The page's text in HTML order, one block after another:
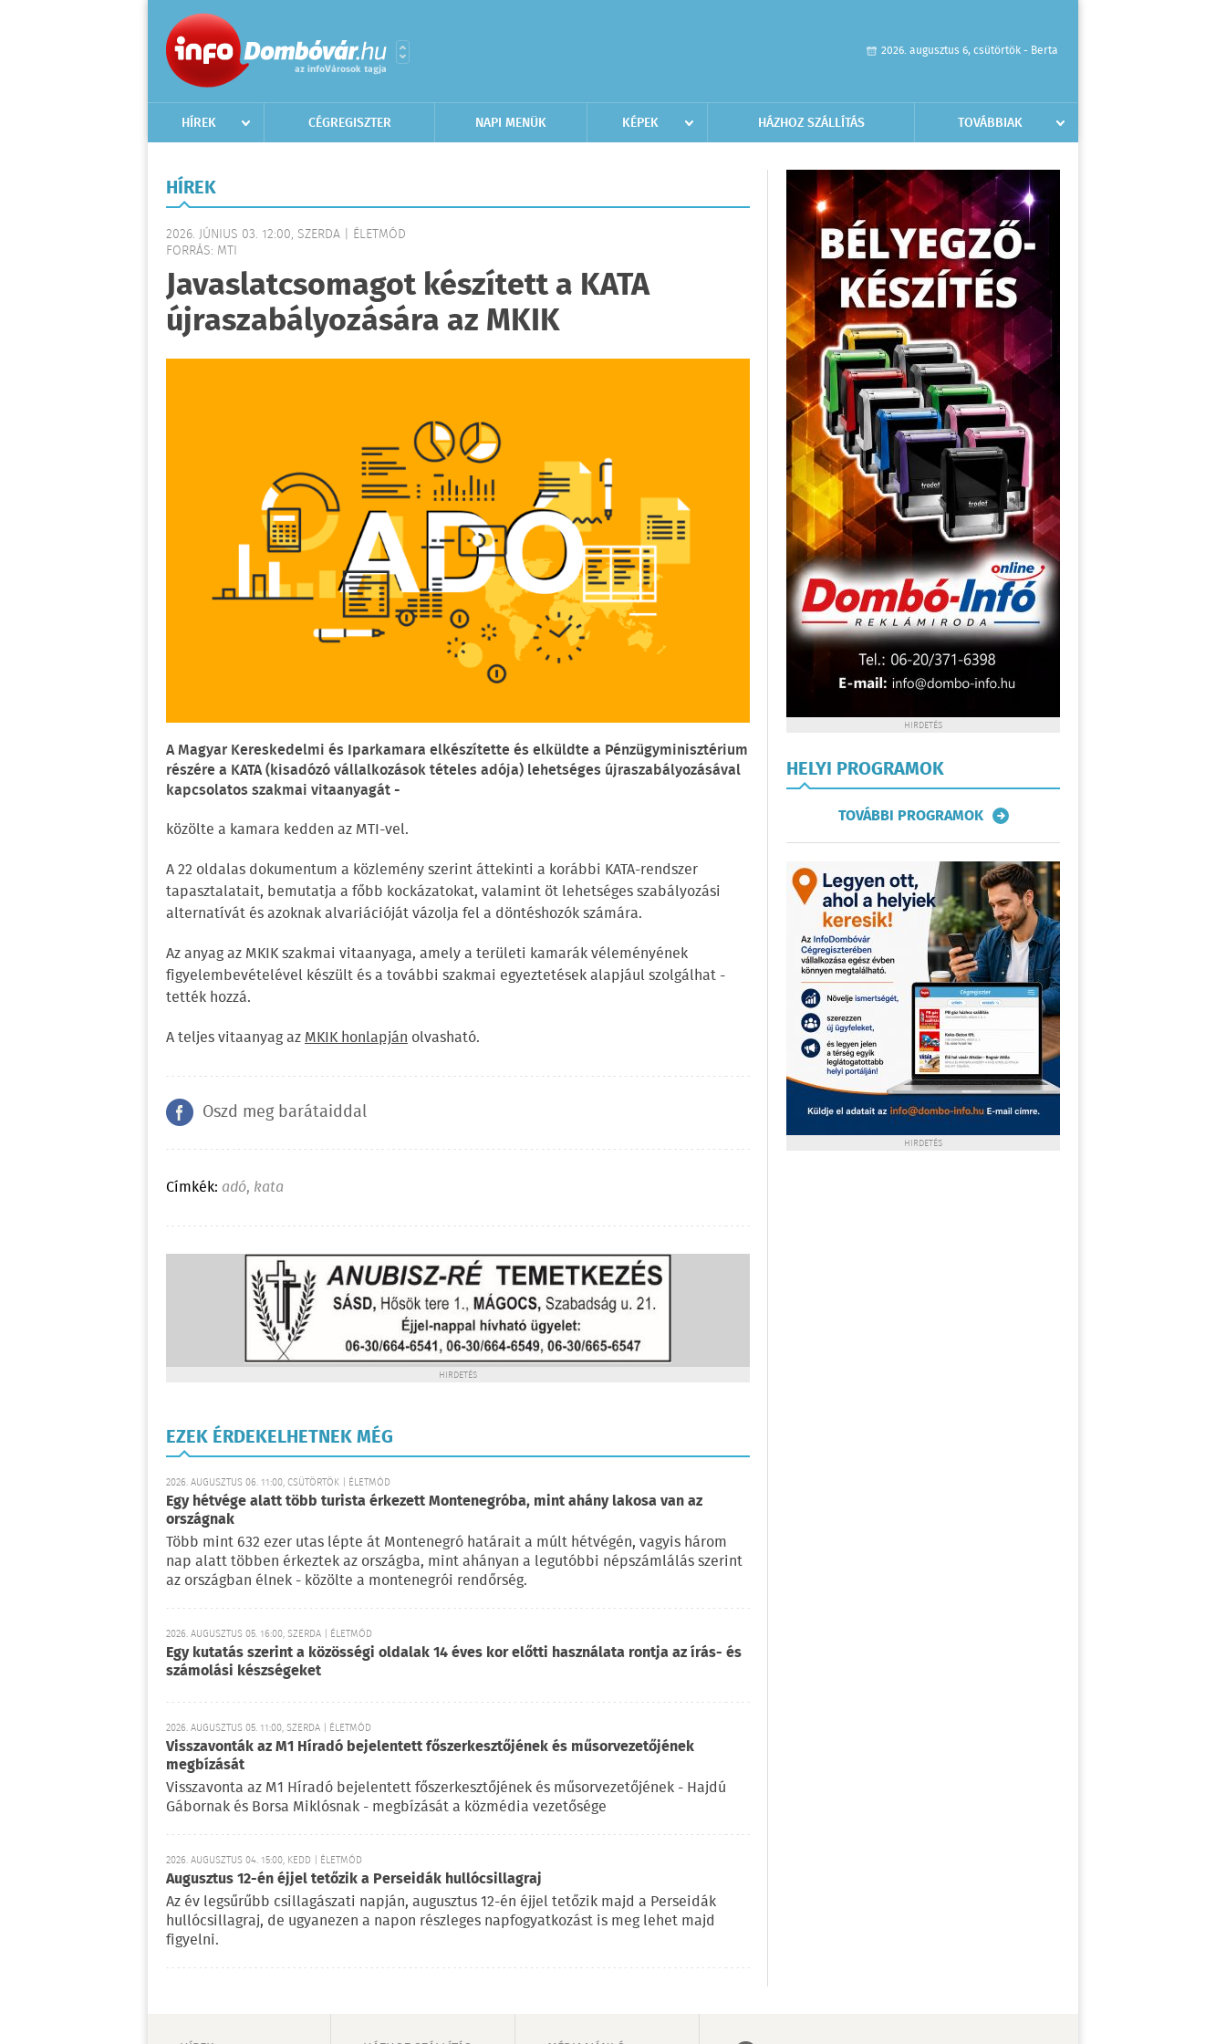
2026. augusztus 6, csütörtök - Berta
HÍREK CÉGREGISZTER NAPI MENÜK KÉPEK HÁZHOZ SZÁLLÍTÁS TOVÁBBIAK
HÍREK
2026. JÚNIUS 03. 12:00, SZERDA | ÉLETMÓD
FORRÁS: MTI
Javaslatcsomagot készített a KATA
újraszabályozására az MKIK
A Magyar Kereskedelmi és Iparkamara elkészítette és elküldte a Pénzügyminisztérium
részére a KATA (kisadózó vállalkozások tételes adója) lehetséges újraszabályozásával
kapcsolatos szakmai vitaanyagát -
közölte a kamara kedden az MTI-vel.
A 22 oldalas dokumentum a közlemény szerint áttekinti a korábbi KATA-rendszer
tapasztalatait, bemutatja a főbb kockázatokat, valamint öt lehetséges szabályozási
alternatívát és azoknak alvariációját vázolja fel a döntéshozók számára.
Az anyag az MKIK szakmai vitaanyaga, amely a területi kamarák véleményének
figyelembevételével készült és a további szakmai egyeztetések alapjául szolgálhat -
tették hozzá.
A teljes vitaanyag azMKIK honlapján olvasható.
Oszd meg barátaiddal
Címkék: adó, kata
HIRDETÉS
EZEK ÉRDEKELHETNEK MÉG
2026. AUGUSZTUS 06. 11:00, CSÜTÖRTÖK | ÉLETMÓD
Egy hétvége alatt több turista érkezett Montenegróba, mint ahány lakosa van az
országnak
Több mint 632 ezer utas lépte át Montenegró határait a múlt hétvégén, vagyis három
nap alatt többen érkeztek az országba, mint ahányan a legutóbbi népszámlálás szerint
az országban élnek - közölte a montenegrói rendőrség.
2026. AUGUSZTUS 05. 16:00, SZERDA | ÉLETMÓD
Egy kutatás szerint a közösségi oldalak 14 éves kor előtti használata rontja az írás- és
számolási készségeket
2026. AUGUSZTUS 05. 11:00, SZERDA | ÉLETMÓD
Visszavonták az M1 Híradó bejelentett főszerkesztőjének és műsorvezetőjének
megbízását
Visszavonta az M1 Híradó bejelentett főszerkesztőjének és műsorvezetőjének - Hajdú
Gábornak és Borsa Miklósnak - megbízását a közmédia vezetősége
2026. AUGUSZTUS 04. 15:00, KEDD | ÉLETMÓD
Augusztus 12-én éjjel tetőzik a Perseidák hullócsillagraj
Az év legsűrűbb csillagászati napján, augusztus 12-én éjjel tetőzik majd a Perseidák
hullócsillagraj, de ugyanezen a napon részleges napfogyatkozást is meg lehet majd
figyelni.
HIRDETÉS
HELYI PROGRAMOK
TOVÁBBI PROGRAMOK
HIRDETÉS